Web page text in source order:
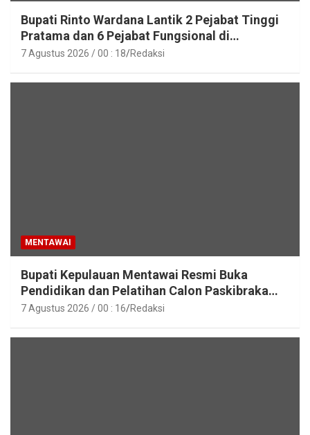
Bupati Rinto Wardana Lantik 2 Pejabat Tinggi
Pratama dan 6 Pejabat Fungsional di
Lingkungan Pemkab Kepulauan Mentawai
7 Agustus 2026 / 00 : 18 Redaksi
MENTAWAI
Bupati Kepulauan Mentawai Resmi Buka
Pendidikan dan Pelatihan Calon Paskibraka
Tahun 2026
7 Agustus 2026 / 00 : 16 Redaksi